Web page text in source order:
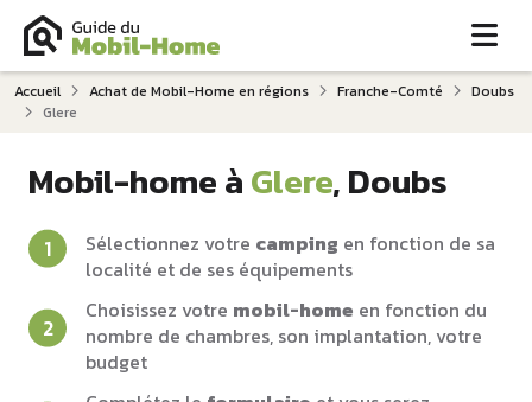
Accueil Achat de Mobil-Home en régions Franche-Comté
Doubs
Glere
Mobil-home àGlere, Doubs
Sélectionnez votre camping en fonction de sa
localité et de ses équipements
Choisissez votre mobil-home en fonction du
nombre de chambres, son implantation, votre
budget